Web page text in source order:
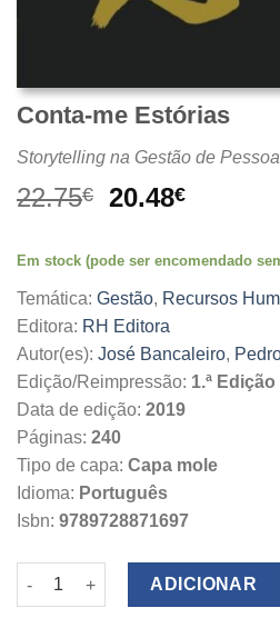
Conta-me Estórias
Storytelling na Gestão de
22.75€
O
original
22.75€.
20.48€O
atual
20.48€.
Em stock (pode ser encomendado
Temática: Gestão, Recursos
Editora: RH Editora
Autor(es): José Bancaleiro,
Edição/Reimpressão: 1.ª Edição
Data de edição: 2019
Páginas: 240
Tipo de capa: Capa mole
Idioma: Português
Isbn: 9789728871697
Quantidade de Conta-me Estórias
ADICIONAR